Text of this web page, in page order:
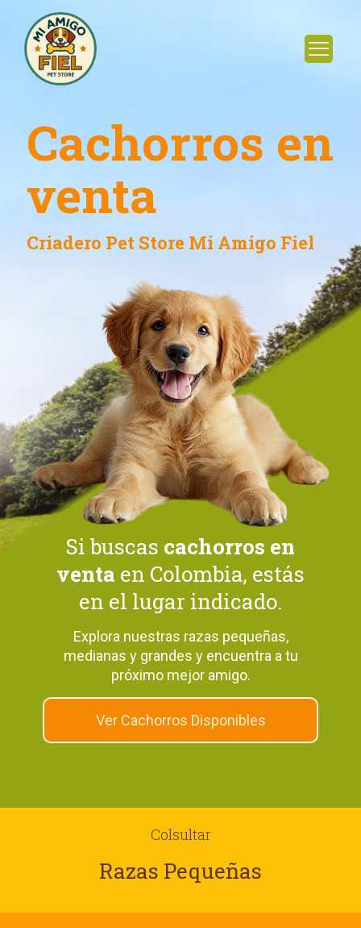
Cachorros en
venta
Criadero Pet Store Mi Amigo Fiel
Si buscas cachorros en
venta en Colombia, estás
en el lugar indicado.
Explora nuestras razas pequeñas,
medianas y grandes y encuentra a tu
próximo mejor amigo.
Ver Cachorros Disponibles
Colsultar
Razas Pequeñas